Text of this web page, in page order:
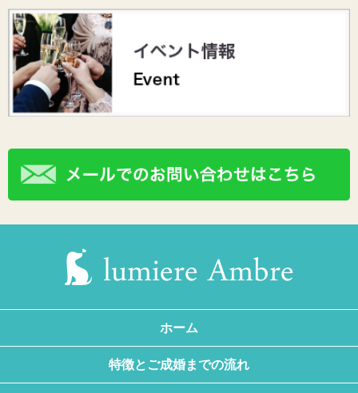
ホーム
特徴とご成婚までの流れ